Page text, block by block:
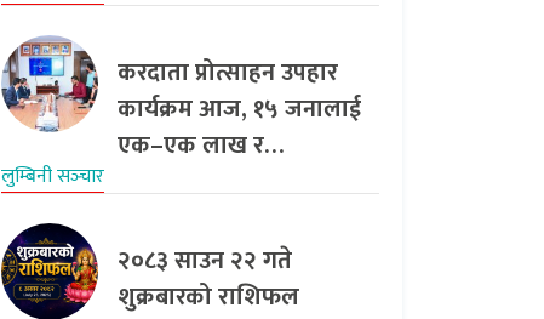
करदाता प्रोत्साहन उपहार
कार्यक्रम आज, १५ जनालाई
एक–एक लाख र…
लुम्बिनी सञ्‍चार
२०८३ साउन २२ गते
शुक्रबारको राशिफल